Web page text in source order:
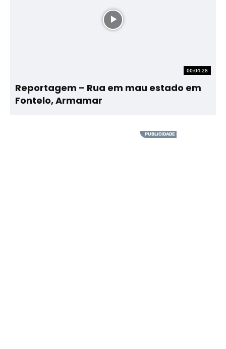
00:04:28
Reportagem – Rua em mau estado em
Fontelo, Armamar